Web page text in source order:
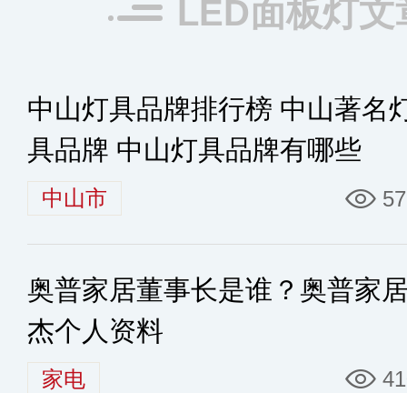
LED面板灯文
中山灯具品牌排行榜 中山著名
具品牌 中山灯具品牌有哪些
中山市
奥普家居董事长是谁？奥普家
杰个人资料
家电